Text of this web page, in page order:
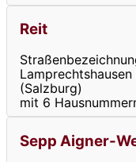
Reit
(Salzburg)
mit 6
Sepp Aigner-